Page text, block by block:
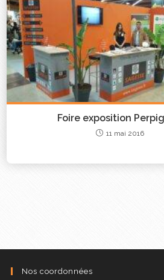
Foire exposition
11 mai 2016
Nos coordonnées